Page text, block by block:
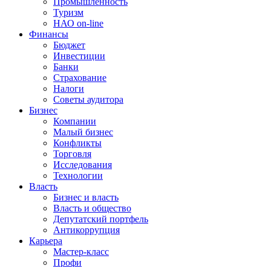
Туризм
НАО on-line
Финансы
Бюджет
Инвестиции
Банки
Страхование
Налоги
Советы аудитора
Бизнес
Компании
Малый бизнес
Конфликты
Торговля
Исследования
Технологии
Власть
Бизнес и власть
Власть и общество
Депутатский портфель
Антикоррупция
Карьера
Мастер-класс
Профи